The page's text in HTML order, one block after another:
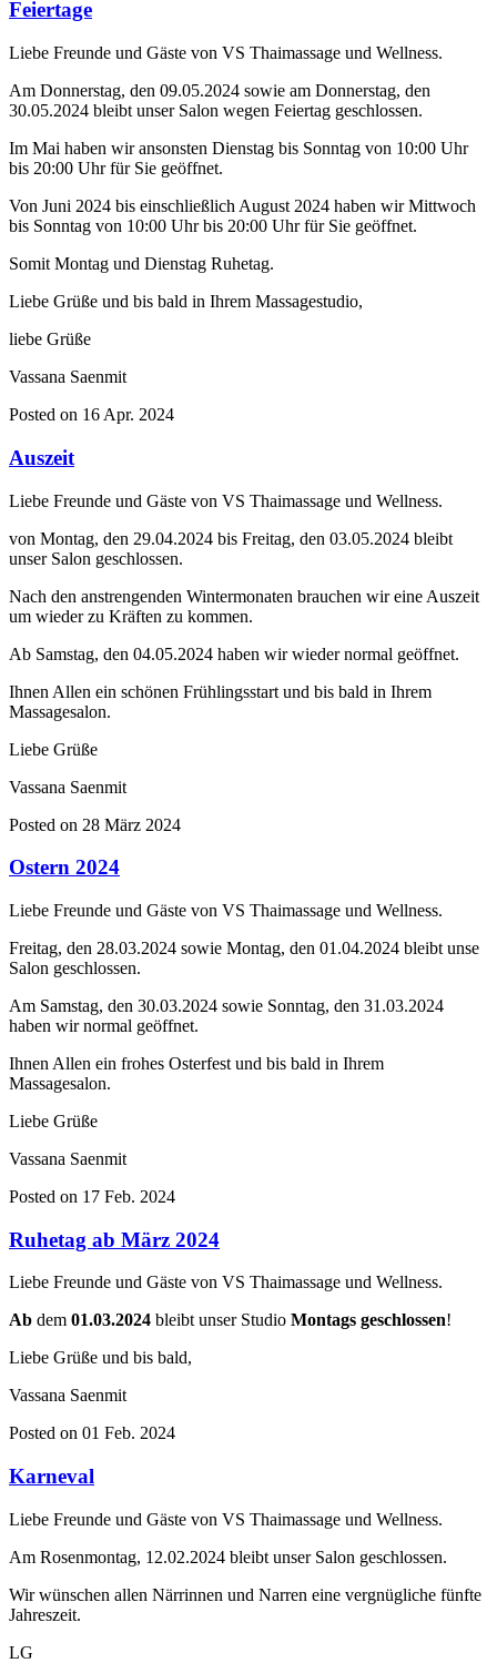
Feiertage
Liebe Freunde und Gäste von VS Thaimassage und Wellness.
Am Donnerstag, den 09.05.2024 sowie am Donnerstag, den
30.05.2024 bleibt unser Salon wegen Feiertag geschlossen.
Im Mai haben wir ansonsten Dienstag bis Sonntag von 10:00 Uhr
bis 20:00 Uhr für Sie geöffnet.
Von Juni 2024 bis einschließlich August 2024 haben wir Mittwoch
bis Sonntag von 10:00 Uhr bis 20:00 Uhr für Sie geöffnet.
Somit Montag und Dienstag Ruhetag.
Liebe Grüße und bis bald in Ihrem Massagestudio,
liebe Grüße
Vassana Saenmit
Posted on 16 Apr. 2024
Auszeit
Liebe Freunde und Gäste von VS Thaimassage und Wellness.
von Montag, den 29.04.2024 bis Freitag, den 03.05.2024 bleibt
unser Salon geschlossen.
Nach den anstrengenden Wintermonaten brauchen wir eine Auszeit
um wieder zu Kräften zu kommen.
Ab Samstag, den 04.05.2024 haben wir wieder normal geöffnet.
Ihnen Allen ein schönen Frühlingsstart und bis bald in Ihrem
Massagesalon.
Liebe Grüße
Vassana Saenmit
Posted on 28 März 2024
Ostern 2024
Liebe Freunde und Gäste von VS Thaimassage und Wellness.
Freitag, den 28.03.2024 sowie Montag, den 01.04.2024 bleibt unse
Salon geschlossen.
Am Samstag, den 30.03.2024 sowie Sonntag, den 31.03.2024
haben wir normal geöffnet.
Ihnen Allen ein frohes Osterfest und bis bald in Ihrem
Massagesalon.
Liebe Grüße
Vassana Saenmit
Posted on 17 Feb. 2024
Ruhetag ab März 2024
Liebe Freunde und Gäste von VS Thaimassage und Wellness.
Ab dem 01.03.2024 bleibt unser Studio Montags geschlossen!
Liebe Grüße und bis bald,
Vassana Saenmit
Posted on 01 Feb. 2024
Karneval
Liebe Freunde und Gäste von VS Thaimassage und Wellness.
Am Rosenmontag, 12.02.2024 bleibt unser Salon geschlossen.
Wir wünschen allen Närrinnen und Narren eine vergnügliche fünfte
Jahreszeit.
LG